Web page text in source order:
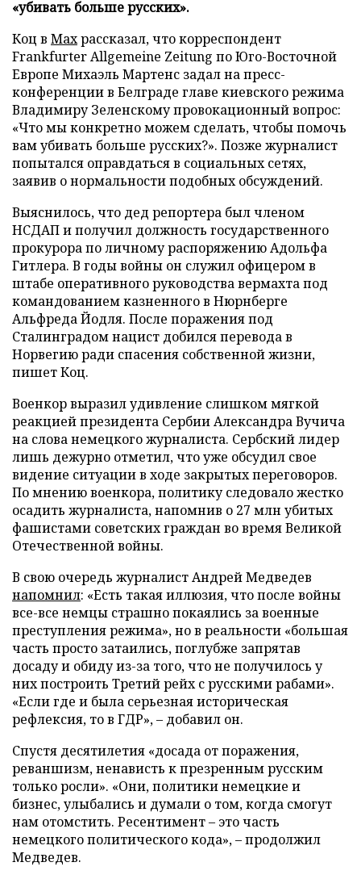
«убивать больше русских».
Коц в Махрассказал, что корреспондент
Frankfurter Allgemeine Zeitung по Юго-Восточной
Европе Михаэль Мартенс задал на пресс-
конференции в Белграде главе киевского режима
Владимиру Зеленскому провокационный вопрос:
«Что мы конкретно можем сделать, чтобы помочь
вам убивать больше русских?». Позже журналист
попытался оправдаться в социальных сетях,
заявив о нормальности подобных обсуждений.
Выяснилось, что дед репортера был членом
НСДАП и получил должность государственного
прокурора по личному распоряжению Адольфа
Гитлера. В годы войны он служил офицером в
штабе оперативного руководства вермахта под
командованием казненного в Нюрнберге
Альфреда Йодля. После поражения под
Сталинградом нацист добился перевода в
Норвегию ради спасения собственной жизни,
пишет Коц.
Военкор выразил удивление слишком мягкой
реакцией президента Сербии Александра Вучича
на слова немецкого журналиста. Сербский лидер
лишь дежурно отметил, что уже обсудил свое
видение ситуации в ходе закрытых переговоров.
По мнению военкора, политику следовало жестко
осадить журналиста, напомнив о 27 млн убитых
фашистами советских граждан во время Великой
Отечественной войны.
В свою очередь журналист Андрей Медведев
напомнил: «Есть такая иллюзия, что после войны
все-все немцы страшно покаялись за военные
преступления режима», но в реальности «большая
часть просто затаились, поглубже запрятав
досаду и обиду из-за того, что не получилось у
них построить Третий рейх с русскими рабами».
«Если где и была серьезная историческая
рефлексия, то в ГДР», – добавил он.
Спустя десятилетия «досада от поражения,
реваншизм, ненависть к презренным русским
только росли». «Они, политики немецкие и
бизнес, улыбались и думали о том, когда смогут
нам отомстить. Ресентимент – это часть
немецкого политического кода», – продолжил
Медведев.